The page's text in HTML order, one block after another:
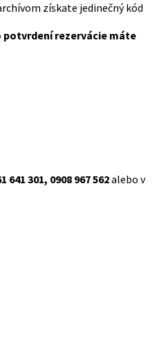
získate jedinečný kód
potvrdení rezervácie máte
641 301, 0908 967 562alebo v